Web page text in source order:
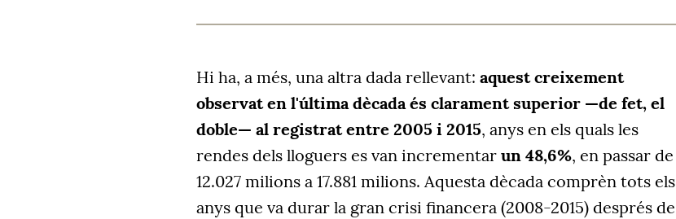
Hi ha, a més, una altra dada rellevant: aquest creixement
observat en l'última dècada és clarament superior —de fet, el
doble— al registrat entre 2005 i 2015, anys en els quals les
rendes dels lloguers es van incrementar un 48,6%, en passar de
12.027 milions a 17.881 milions. Aquesta dècada comprèn tots els
anys que va durar la gran crisi financera (2008-2015) després de